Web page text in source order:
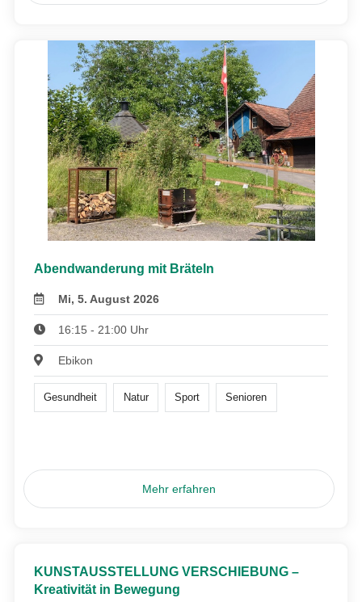
Abendwanderung mit Bräteln
Mi, 5. August 2026
16:15 - 21:00 Uhr
Ebikon
Gesundheit Natur Sport Senioren
Mehr erfahren
KUNSTAUSSTELLUNG VERSCHIEBUNG –
Kreativität in Bewegung